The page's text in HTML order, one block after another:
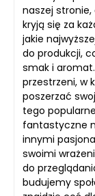
naszej
kryją się za
jakie
do produkcji,
smak i
przestrzeni, w
poszerzać
tego
fantastyczne
innymi
swoimi
do
budujemy